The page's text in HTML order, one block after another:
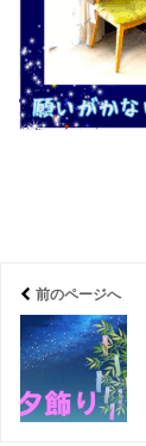
前のページへ